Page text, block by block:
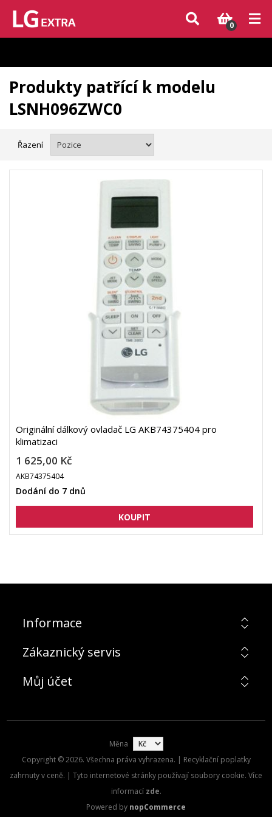
Vzhledem k aktuální situaci se může dodání dílů, které nejsou skladem,
zpozdit. Děkujeme za pochopení.
0
Produkty patřící k modelu
LSNH096ZWC0
Řazení
Originální dálkový ovladač LG AKB74375404 pro
klimatizaci
1 625,00 Kč
AKB74375404
Dodání do 7 dnů
Informace
Zákaznický servis
Můj účet
Měna
Copyright © 2026. Všechna práva vyhrazena. | Recyklační poplatky
zahrnuty v ceně. | Tyto internetové stránky používají soubory cookie. Více
informací zde.
Powered by nopCommerce